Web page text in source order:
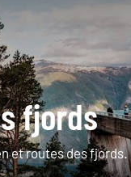
fjords
et routes des fjords.